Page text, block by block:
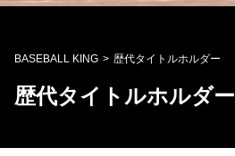
BASEBALL KING 歴代タイトルホルダー
歴代タイトルホルダー